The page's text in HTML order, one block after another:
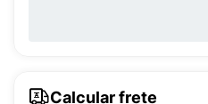
Calcular frete